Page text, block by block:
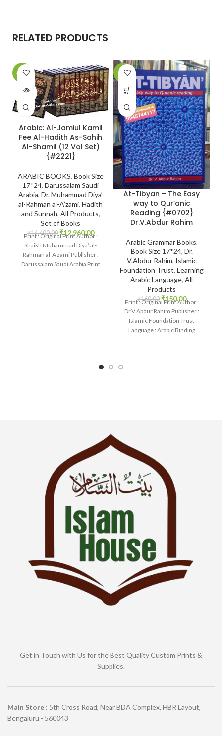
RELATED PRODUCTS
-10%
SOLD
Arabic: Al-Jamiul Kamil
Fee Al-Hadith As-Sahih
Al-Shamil (12 Vol Set)
{#2221}
ARABIC BOOKS, Book Size
17*24, Darussalam Saudi
Arabia, Dr. Muhammad Diya’
al-Rahman al-A’zami, Hadith
and Sunnah, All Products,
Set of Books
₹14,400.00 ₹12,960.00
Print : Original Print Author :
Shaikh Muhammad Diya’ al-
Rahman al-A’zami Publisher :
Darussalam Saudi Arabia Print
-6%
At-Tibyan – The Easy
way to Qur’anic
Reading {#0702}
Dr.V.Abdur Rahim
Arabic Grammar Books,
Book Size 17*24, Dr.
V.Abdur Rahim, Islamic
Foundation Trust, Learning
Arabic Language, All
Products
₹160.00 ₹150.00
Print : Original Print Author :
Dr.V.Abdur Rahim Publisher :
Islamic Foundation Trust
Language : Arabic Binding
Get in Touch with Us for the Best Quality Custom Prints &
Supplies.
Main Store : 5th Cross Road, Near BDA Complex, HBR Layout,
Bengaluru - 560043